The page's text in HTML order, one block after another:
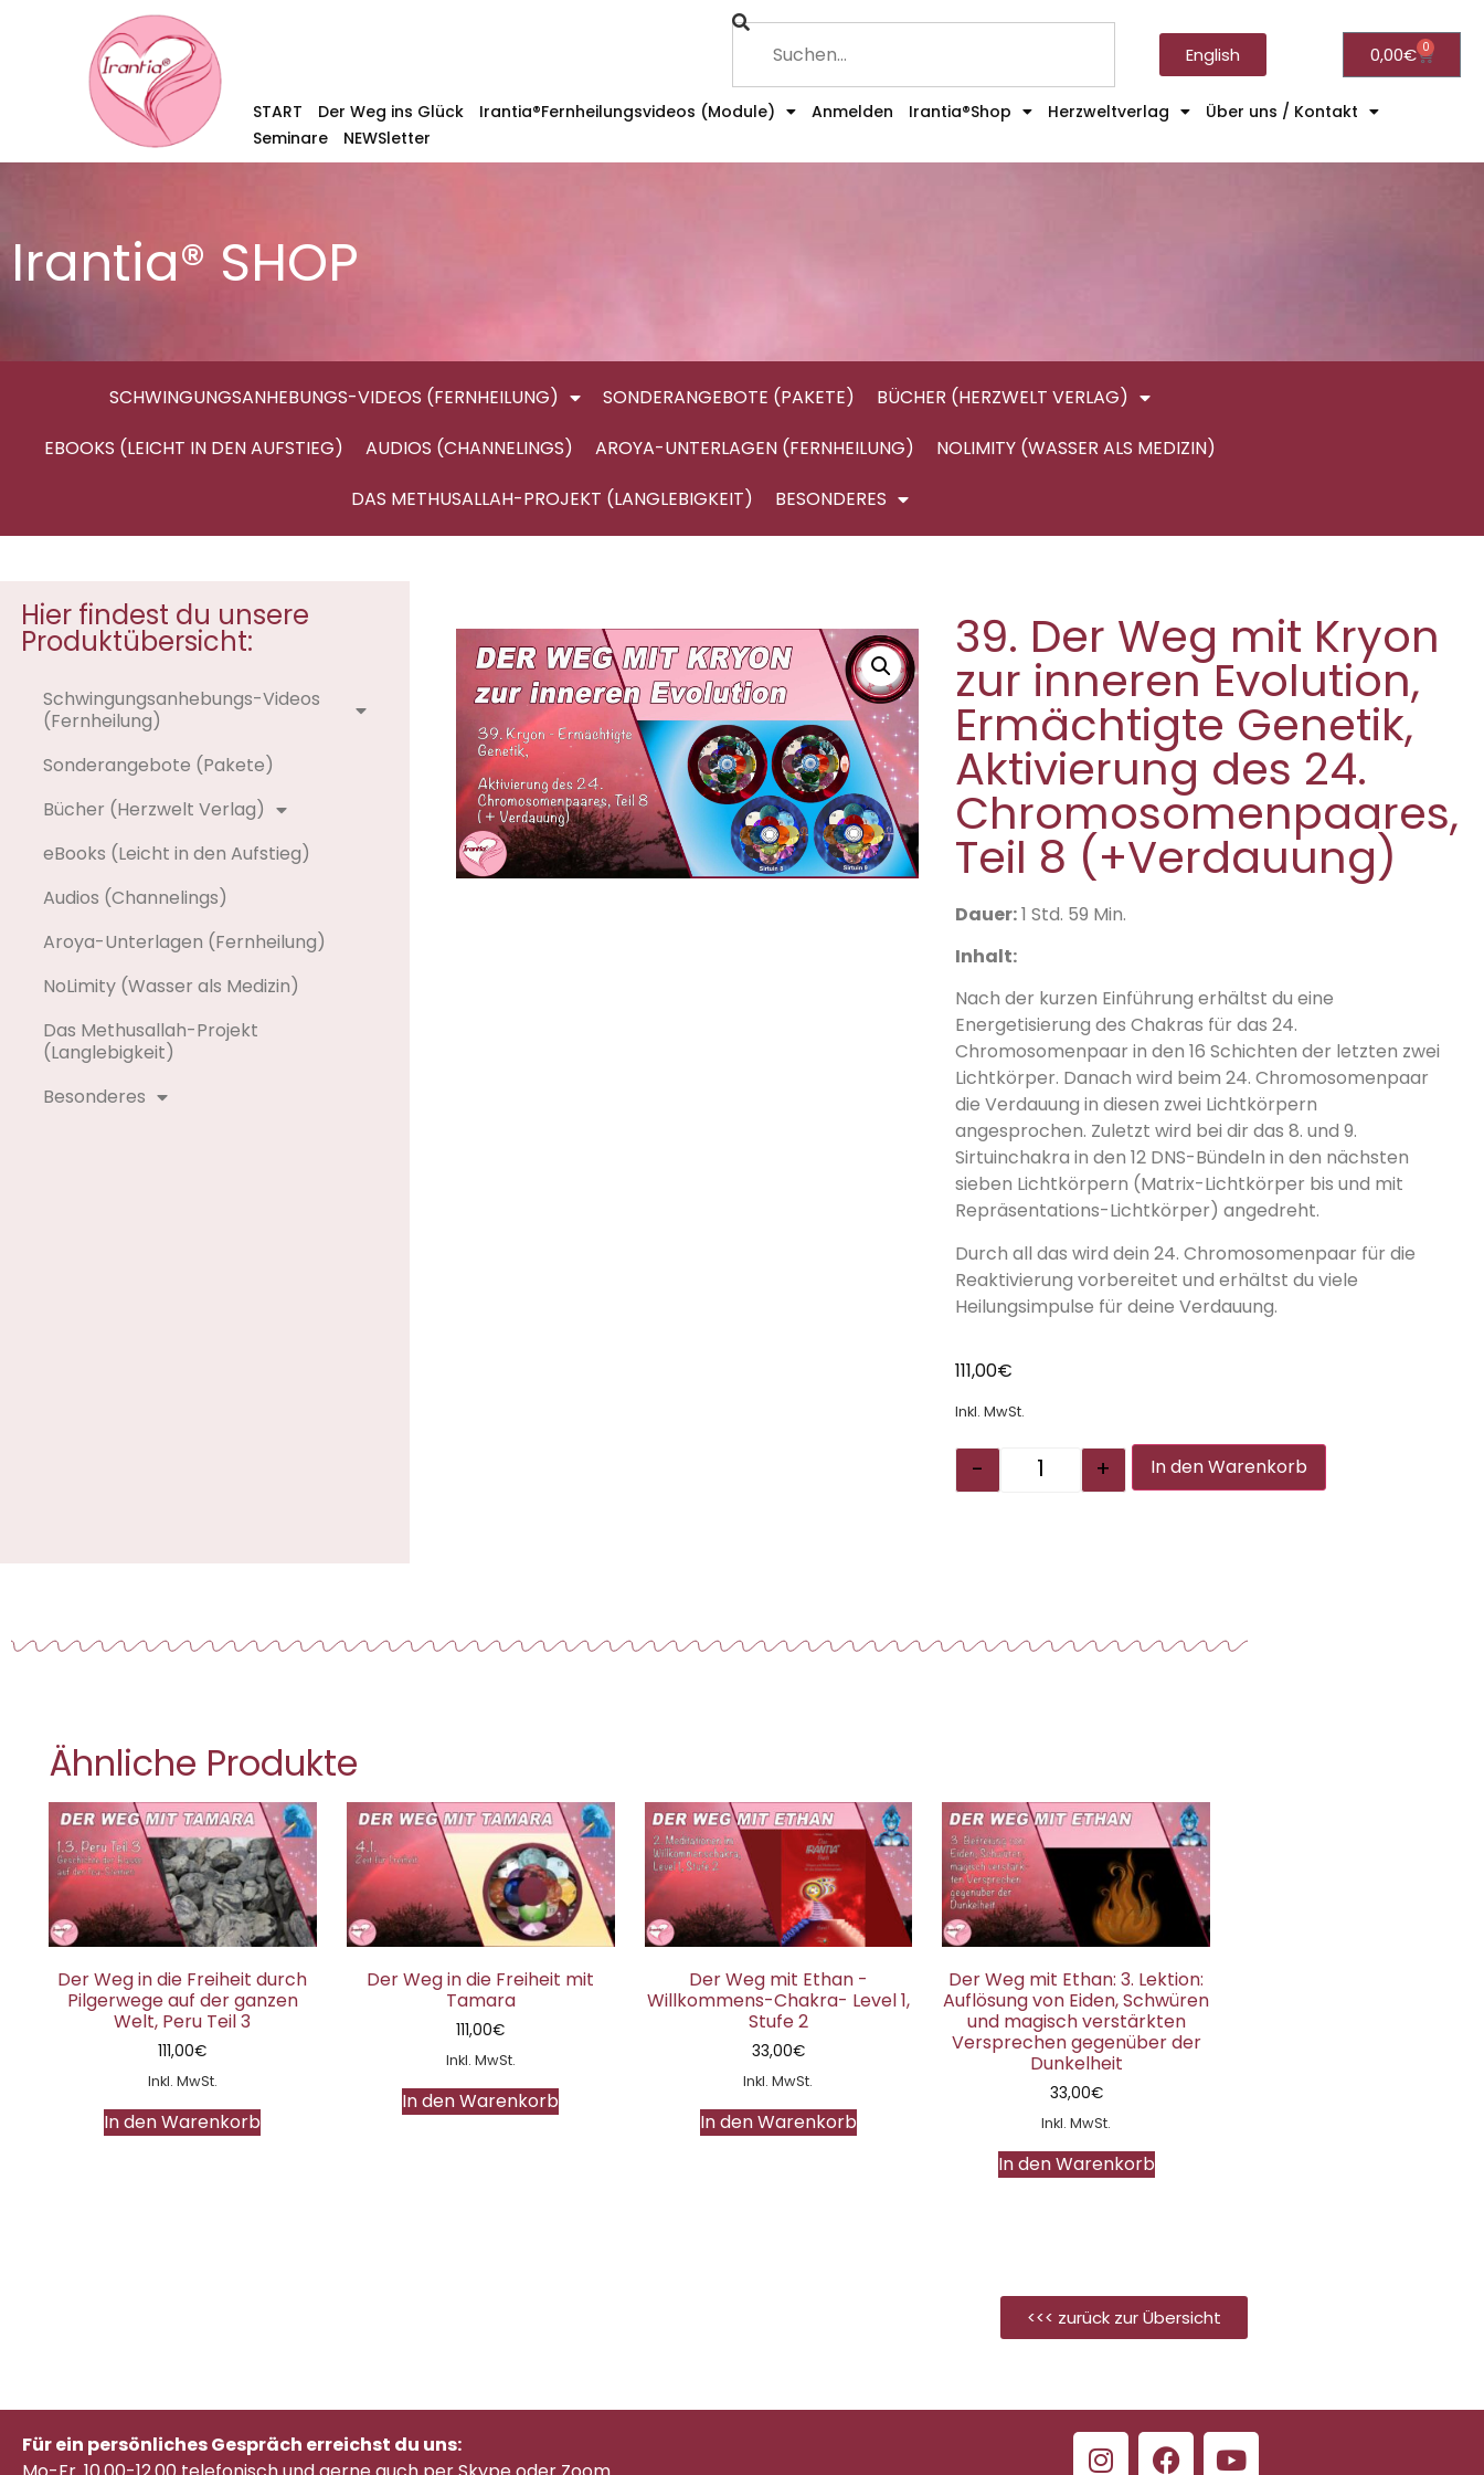
English 0,00€ 0
START Der Weg ins Glück Irantia®Fernheilungsvideos (Module) Anmelden Irantia®Shop Herzweltverlag
Über uns / Kontakt
Seminare
NEWSletter
Irantia® SHOP
SCHWINGUNGSANHEBUNGS-VIDEOS (FERNHEILUNG) SONDERANGEBOTE (PAKETE)
BÜCHER (HERZWELT VERLAG)
EBOOKS (LEICHT IN DEN AUFSTIEG)
AUDIOS (CHANNELINGS) AROYA-UNTERLAGEN (FERNHEILUNG)
NOLIMITY (WASSER ALS MEDIZIN)
DAS METHUSALLAH-PROJEKT (LANGLEBIGKEIT)
BESONDERES
Hier findest du unsere
Produktübersicht:
Schwingungsanhebungs-Videos
(Fernheilung)
Sonderangebote (Pakete)
Bücher (Herzwelt Verlag)
eBooks (Leicht in den Aufstieg)
Audios (Channelings)
Aroya-Unterlagen (Fernheilung)
NoLimity (Wasser als Medizin)
Das Methusallah-Projekt
(Langlebigkeit)
Besonderes
39. Der Weg mit Kryon
zur inneren Evolution,
Ermächtigte Genetik,
Aktivierung des 24.
Chromosomenpaares,
Teil 8 (+Verdauung)
Dauer:1 Std. 59 Min.
Inhalt:
Nach der kurzen Einführung erhältst du eine
Energetisierung des Chakras für das 24.
Chromosomenpaar in den 16 Schichten der letzten zwei
Lichtkörper. Danach wird beim 24. Chromosomenpaar
die Verdauung in diesen zwei Lichtkörpern
angesprochen. Zuletzt wird bei dir das 8. und 9.
Sirtuinchakra in den 12 DNS-Bündeln in den nächsten
sieben Lichtkörpern (Matrix-Lichtkörper bis und mit
Repräsentations-Lichtkörper) angedreht.
Durch all das wird dein 24. Chromosomenpaar für die
Reaktivierung vorbereitet und erhältst du viele
Heilungsimpulse für deine Verdauung.
111,00€
Inkl. MwSt.
- + In den Warenkorb
Ähnliche Produkte
Der Weg in die Freiheit durch
Pilgerwege auf der ganzen
Welt, Peru Teil 3
111,00€
Inkl. MwSt.
In den Warenkorb
Der Weg in die Freiheit mit
Tamara
111,00€
Inkl. MwSt.
In den Warenkorb
Der Weg mit Ethan -
Willkommens-Chakra- Level 1,
Stufe 2
33,00€
Inkl. MwSt.
In den Warenkorb
Der Weg mit Ethan: 3. Lektion:
Auflösung von Eiden, Schwüren
und magisch verstärkten
Versprechen gegenüber der
Dunkelheit
33,00€
Inkl. MwSt.
In den Warenkorb
<<< zurück zur Übersicht
Für ein persönliches Gespräch erreichst du uns: